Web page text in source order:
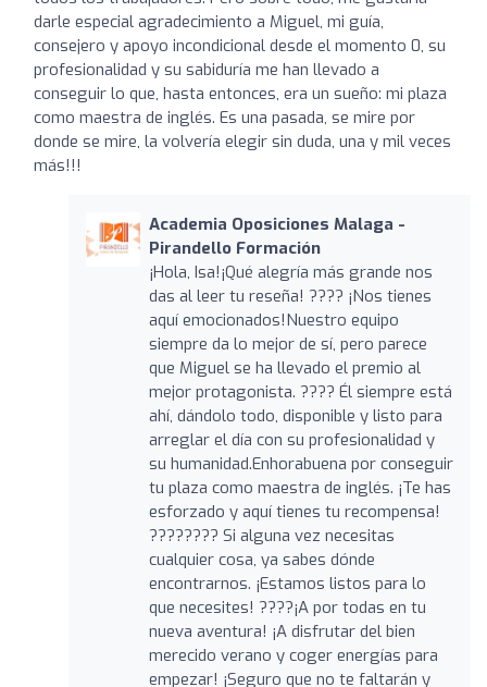
darle especial agradecimiento a Miguel, mi guía,
consejero y apoyo incondicional desde el momento 0, su
profesionalidad y su sabiduría me han llevado a
conseguir lo que, hasta entonces, era un sueño: mi plaza
como maestra de inglés. Es una pasada, se mire por
donde se mire, la volvería elegir sin duda, una y mil veces
más!!!
Academia Oposiciones Malaga -
Pirandello Formación
¡Hola, Isa!¡Qué alegría más grande nos
das al leer tu reseña! ???? ¡Nos tienes
aquí emocionados!Nuestro equipo
siempre da lo mejor de sí, pero parece
que Miguel se ha llevado el premio al
mejor protagonista. ???? Él siempre está
ahí, dándolo todo, disponible y listo para
arreglar el día con su profesionalidad y
su humanidad.Enhorabuena por conseguir
tu plaza como maestra de inglés. ¡Te has
esforzado y aquí tienes tu recompensa!
???????? Si alguna vez necesitas
cualquier cosa, ya sabes dónde
encontrarnos. ¡Estamos listos para lo
que necesites! ????¡A por todas en tu
nueva aventura! ¡A disfrutar del bien
merecido verano y coger energías para
empezar! ¡Seguro que no te faltarán y